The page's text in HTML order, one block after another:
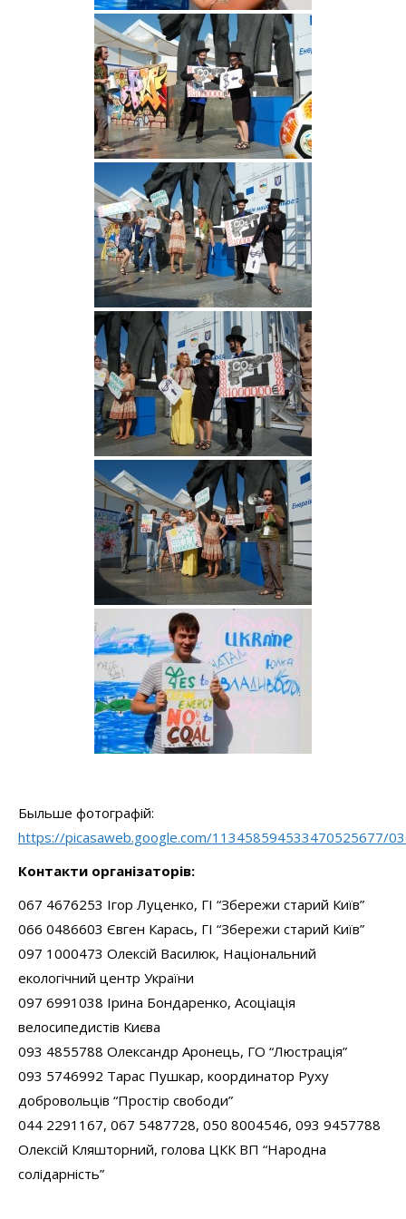
Быльше фотографій:
https://picasaweb.google.com/113458594533470525677/
Контакти організаторів:
067 4676253 Ігор Луценко, ГІ “Збережи старий Київ”
066 0486603 Євген Карась, ГІ “Збережи старий Київ”
097 1000473 Олексій Василюк, Національний
екологічний центр України
097 6991038 Ірина Бондаренко, Асоціація
велосипедистів Києва
093 4855788 Олександр Аронець, ГО “Люстрація”
093 5746992 Тарас Пушкар, координатор Руху
добровольців “Простір свободи”
044 2291167, 067 5487728, 050 8004546, 093 9457788
Олексій Кляшторний, голова ЦКК ВП “Народна
солідарність”